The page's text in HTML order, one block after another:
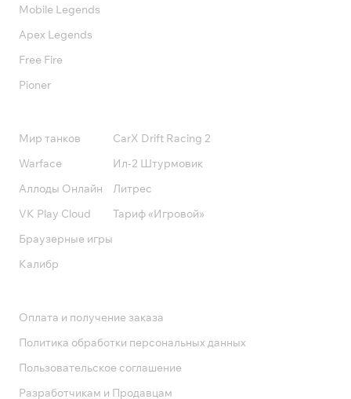
Mobile Legends
Apex Legends
Free Fire
Pioner
Мир танков
Warface
Аллоды Онлайн
VK Play Cloud
Браузерные игры
Калибр
CarX Drift Racing 2
Ил-2 Штурмовик
Литрес
Тариф «Игровой»
Оплата и получение заказа
Политика обработки персональных данных
Пользовательское соглашение
Разработчикам и Продавцам